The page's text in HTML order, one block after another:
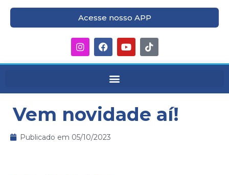
Acesse nosso APP
Vem novidade aí!
Publicado em 05/10/2023